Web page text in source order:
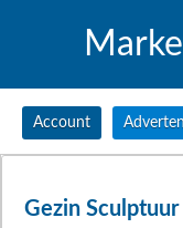
Account
Gezin Sculptuur